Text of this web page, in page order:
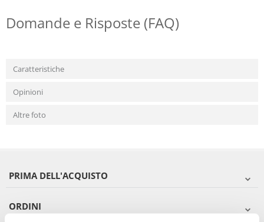
Domande e Risposte (FAQ)
Caratteristiche
Opinioni
Altre foto
PRIMA DELL'ACQUISTO
ORDINI